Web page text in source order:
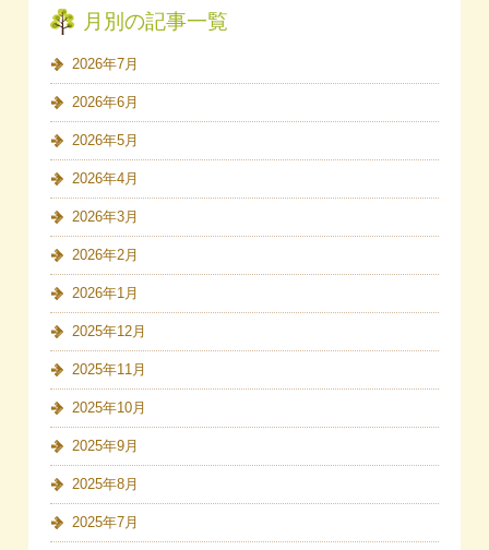
月別の記事一覧
2026年7月
2026年6月
2026年5月
2026年4月
2026年3月
2026年2月
2026年1月
2025年12月
2025年11月
2025年10月
2025年9月
2025年8月
2025年7月